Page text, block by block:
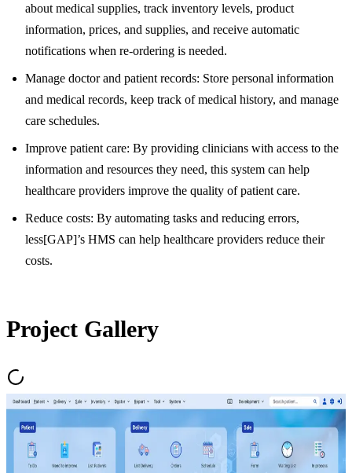
about medical supplies, track inventory levels, product
information, prices, and supplies, and receive automatic
notifications when re-ordering is needed.
Manage doctor and patient records: Store personal information
and medical records, keep track of medical history, and manage
care schedules.
Improve patient care: By providing clinicians with access to the
information and resources they need, this system can help
healthcare providers improve the quality of patient care.
Reduce costs: By automating tasks and reducing errors,
less[GAP]’s HMS can help healthcare providers reduce their
costs.
Project Gallery